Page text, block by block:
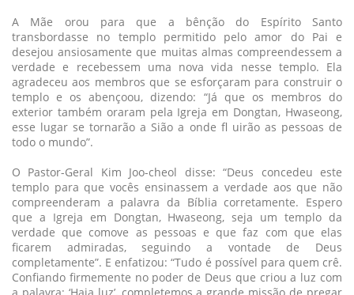
A Mãe orou para que a bênção do Espírito Santo
transbordasse no templo permitido pelo amor do Pai e
desejou ansiosamente que muitas almas compreendessem a
verdade e recebessem uma nova vida nesse templo. Ela
agradeceu aos membros que se esforçaram para construir o
templo e os abençoou, dizendo: “Já que os membros do
exterior também oraram pela Igreja em Dongtan, Hwaseong,
esse lugar se tornarão a Sião a onde fl uirão as pessoas de
todo o mundo”.
O Pastor-Geral Kim Joo-cheol disse: “Deus concedeu este
templo para que vocês ensinassem a verdade aos que não
compreenderam a palavra da Bíblia corretamente. Espero
que a Igreja em Dongtan, Hwaseong, seja um templo da
verdade que comove as pessoas e que faz com que elas
ficarem admiradas, seguindo a vontade de Deus
completamente”. E enfatizou: “Tudo é possível para quem crê.
Confiando firmemente no poder de Deus que criou a luz com